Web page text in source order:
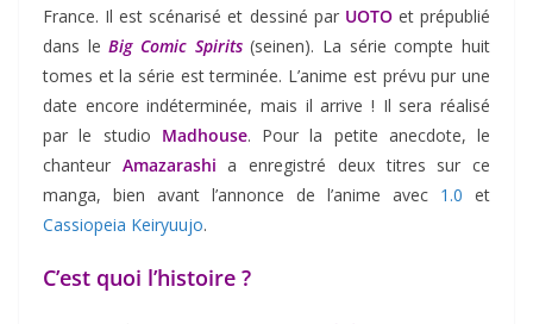
France. Il est scénarisé et dessiné par UOTOet prépublié
dans leBig Comic Spirits (seinen). La série compte huit
tomes et la série est terminée. L’anime est prévu pur une
date encore indéterminée, mais il arrive ! Il sera réalisé
par le studio Madhouse. Pour la petite anecdote, le
chanteur Amazarashi a enregistré deux titres sur ce
manga, bien avant l’annonce de l’anime avec 1.0 et
Cassiopeia Keiryuujo.
C’est quoi l’histoire ?